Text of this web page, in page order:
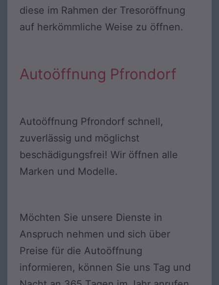
diese im Rahmen der Tresoröffnung
auf herkömmliche Weise zu öffnen.
Autoöffnung Pfrondorf
Autoöffnung Pfrondorf schnell,
zuverlässig und möglichst
beschädigungsfrei! Wir öffnen alle
Marken und Modelle.
Möchten Sie unsere Dienste in
Anspruch nehmen und sich über
Preise für die Autoöffnung
informieren, können Sie uns Tag und